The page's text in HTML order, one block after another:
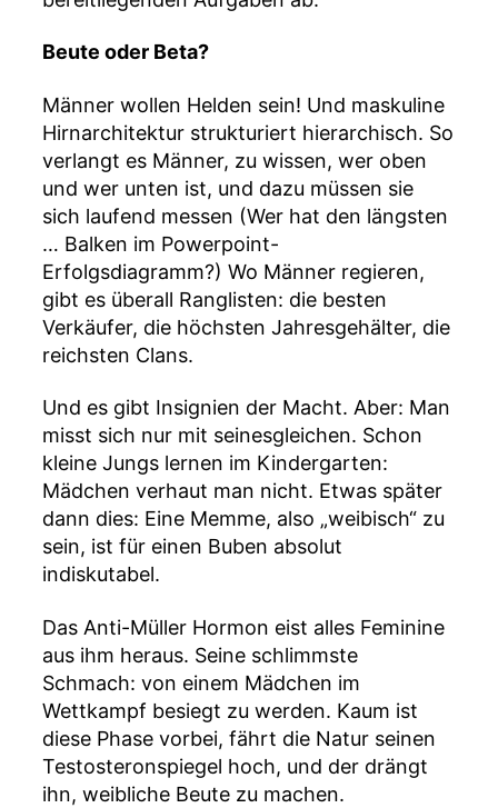
Beute oder Beta?
Männer wollen Helden sein! Und maskuline
Hirnarchitektur strukturiert hierarchisch. So
verlangt es Männer, zu wissen, wer oben
und wer unten ist, und dazu müssen sie
sich laufend messen (Wer hat den längsten
… Balken im Powerpoint-
Erfolgsdiagramm?) Wo Männer regieren,
gibt es überall Ranglisten: die besten
Verkäufer, die höchsten Jahresgehälter, die
reichsten Clans.
Und es gibt Insignien der Macht. Aber: Man
misst sich nur mit seinesgleichen. Schon
kleine Jungs lernen im Kindergarten:
Mädchen verhaut man nicht. Etwas später
dann dies: Eine Memme, also „weibisch“ zu
sein, ist für einen Buben absolut
indiskutabel.
Das Anti-Müller Hormon eist alles Feminine
aus ihm heraus. Seine schlimmste
Schmach: von einem Mädchen im
Wettkampf besiegt zu werden. Kaum ist
diese Phase vorbei, fährt die Natur seinen
Testosteronspiegel hoch, und der drängt
ihn, weibliche Beute zu machen.